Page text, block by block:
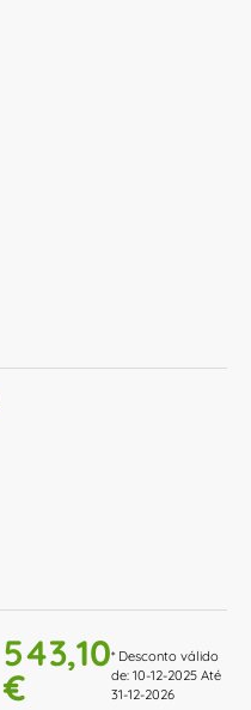
543,10
€
* Desconto válido
de: 10-12-2025 Até
31-12-2026